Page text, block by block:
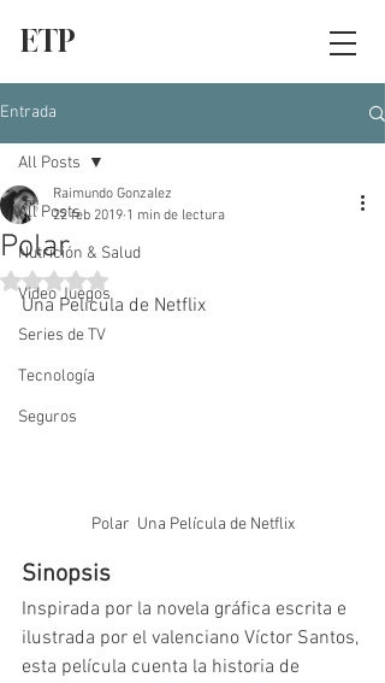
ETP
Entrada
All Posts
Nutrición & Salud
Video Juegos
Series de TV
Tecnología
Seguros
All Posts
Polar
Raimundo Gonzalez
22 feb 2019 1 min de lectura
Obtuvo NaN de 5 estrellas.
Una Película de Netflix
Polar  Una Película de Netflix
Sinopsis
Inspirada por la novela gráfica escrita e
ilustrada por el valenciano Víctor Santos,
esta película cuenta la historia de